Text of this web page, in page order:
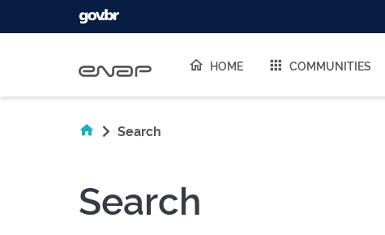
HOME COMMUNITIES
Search
Search